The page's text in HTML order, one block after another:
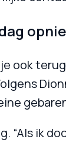
ook
“Als ik